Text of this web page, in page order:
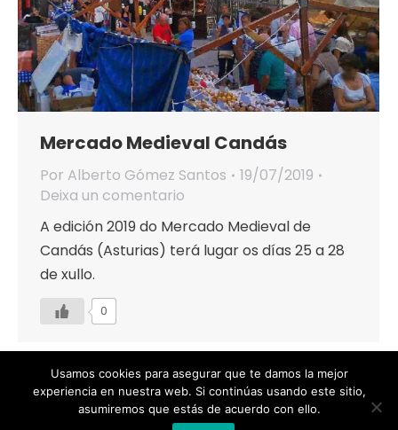
Mercado Medieval Candás
Por Alberto Gómez Santos
19/07/2019
Deixa un comentario
A edición 2019 do Mercado Medieval de
Candás (Asturias) terá lugar os días 25 a 28
de xullo.
0
Usamos cookies para asegurar que te damos la mejor
experiencia en nuestra web. Si continúas usando este sitio,
asumiremos que estás de acuerdo con ello.